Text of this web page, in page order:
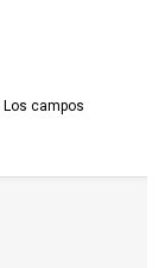
Los campos